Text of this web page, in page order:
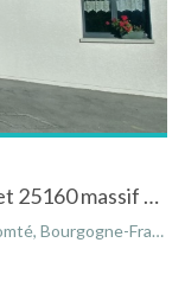
France location: «gite», Oye-et-Pallet 25160 massif du jura, départ. du Doubs
Franche-Comté, France